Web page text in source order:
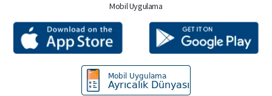
Mobil Uygulama